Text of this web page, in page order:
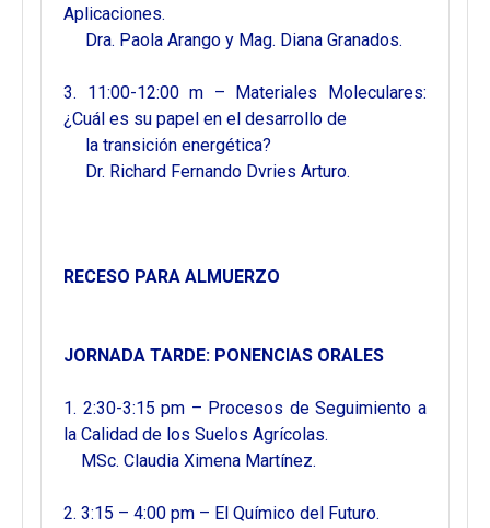
Aplicaciones.
Dra. Paola Arango y Mag. Diana Granados.
3. 11:00-12:00 m – Materiales Moleculares:
¿Cuál es su papel en el desarrollo de
la transición energética?
Dr. Richard Fernando Dvries Arturo.
RECESO PARA ALMUERZO
JORNADA TARDE: PONENCIAS ORALES
1. 2:30-3:15 pm – Procesos de Seguimiento a
la Calidad de los Suelos Agrícolas.
MSc. Claudia Ximena Martínez.
2. 3:15 – 4:00 pm – El Químico del Futuro.